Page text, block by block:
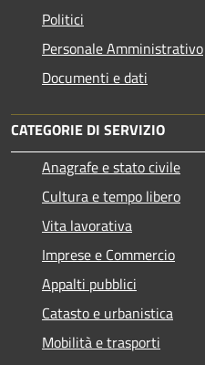
Politici
Personale Amministrativo
Documenti e dati
CATEGORIE DI SERVIZIO
Anagrafe e stato civile
Cultura e tempo libero
Vita lavorativa
Imprese e Commercio
Appalti pubblici
Catasto e urbanistica
Mobilità e trasporti